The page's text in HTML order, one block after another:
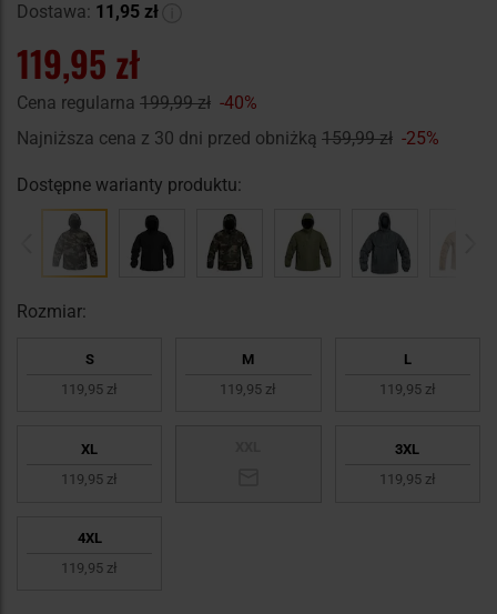
Dostawa: 11,95 zł
119,95 zł
Cena regularna 199,99 zł -40%
Najniższa cena z 30 dni przed obniżką 159,99 zł -25%
Dostępne warianty produktu:
Rozmiar:
S
119,95 zł
M
119,95 zł
L
119,95 zł
XL
119,95 zł
3XL
119,95 zł
4XL
119,95 zł